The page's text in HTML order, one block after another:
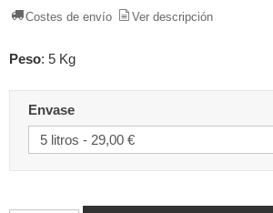
Costes de envío Ver descripción
Peso: 5 Kg
Envase